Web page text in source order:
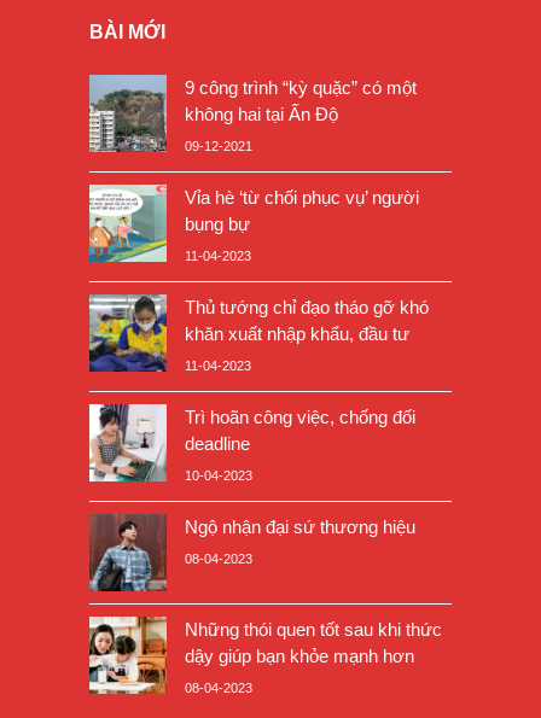
BÀI MỚI
9 công trình “kỳ quặc” có một
không hai tại Ấn Độ
09-12-2021
Vỉa hè ‘từ chối phục vụ’ người
bụng bự
11-04-2023
Thủ tướng chỉ đạo tháo gỡ khó
khăn xuất nhập khẩu, đầu tư
11-04-2023
Trì hoãn công việc, chống đối
deadline
10-04-2023
Ngộ nhận đại sứ thương hiệu
08-04-2023
Những thói quen tốt sau khi thức
dậy giúp bạn khỏe mạnh hơn
08-04-2023